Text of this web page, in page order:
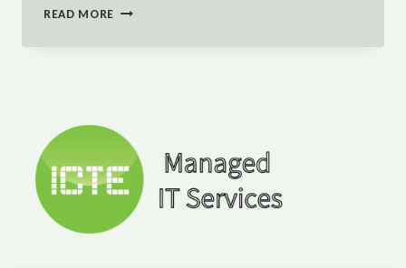
READ MORE KI-
HYPE?